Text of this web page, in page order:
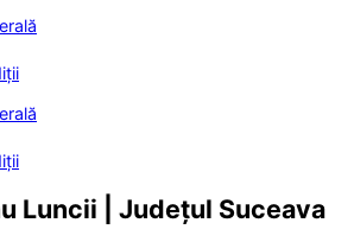
Luncii | Județul Suceava